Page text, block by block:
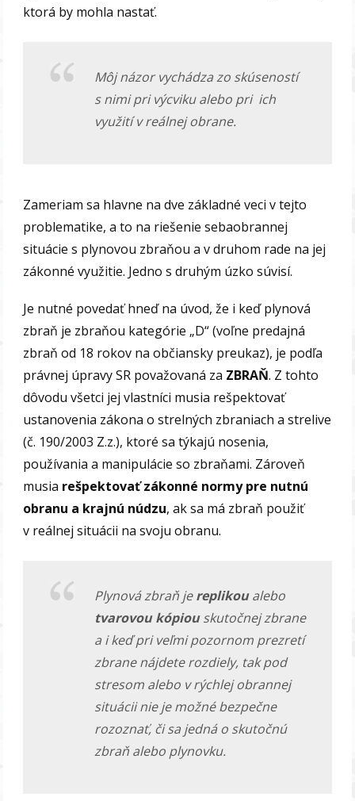
ktorá by mohla nastať.
Môj názor vychádza zo skúseností
s nimi pri výcviku alebo pri ich
využití v reálnej obrane.
Zameriam sa hlavne na dve základné veci v tejto
problematike, a to na riešenie sebaobrannej
situácie s plynovou zbraňou a v druhom rade na jej
zákonné využitie. Jedno s druhým úzko súvisí.
Je nutné povedať hneď na úvod, že i keď plynová
zbraň je zbraňou kategórie „D“ (voľne predajná
zbraň od 18 rokov na občiansky preukaz), je podľa
právnej úpravy SR považovaná za ZBRAŇ. Z tohto
dôvodu všetci jej vlastníci musia rešpektovať
ustanovenia zákona o strelných zbraniach a strelive
(č. 190/2003 Z.z.), ktoré sa týkajú nosenia,
používania a manipulácie so zbraňami. Zároveň
musia rešpektovať zákonné normy pre nutnú
obranu a krajnú núdzu, ak sa má zbraň použiť
v reálnej situácii na svoju obranu.
Plynová zbraň jereplikoualebo
tvarovou kópiouskutočnej zbrane
a i keď pri veľmi pozornom prezretí
zbrane nájdete rozdiely, tak pod
stresom alebo v rýchlej obrannej
situácii nie je možné bezpečne
rozoznať, či sa jedná o skutočnú
zbraň alebo plynovku.